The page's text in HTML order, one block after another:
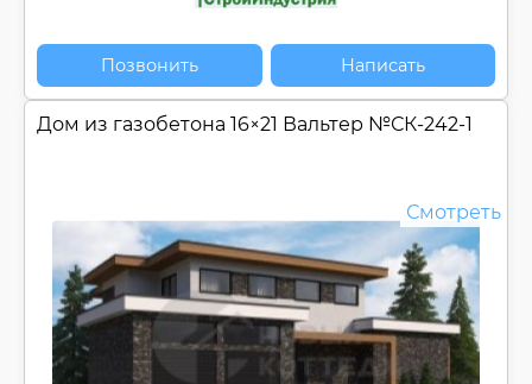
Позвонить Написать
Дом из газобетона 16×21 Вальтер №СК-242-1
Смотреть